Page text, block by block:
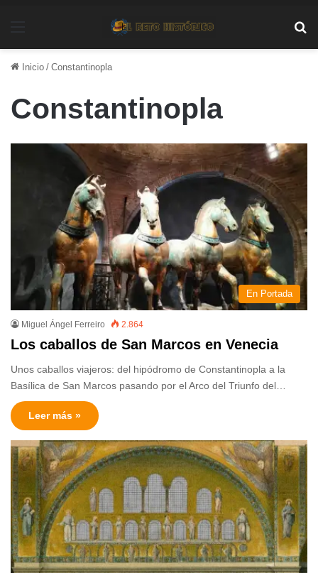
Inicio / Constantinopla
Constantinopla
En Portada
Miguel Ángel Ferreiro 2.864
Los caballos de San Marcos en Venecia
Unos caballos viajeros: del hipódromo de Constantinopla a la
Basílica de San Marcos pasando por el Arco del Triunfo del…
Leer más »